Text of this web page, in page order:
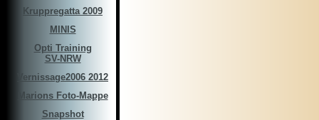
Kruppregatta 2009
MINIS
Opti Training
SV-NRW
Vernissage2006 2012
Marions Foto-Mappe
Snapshot